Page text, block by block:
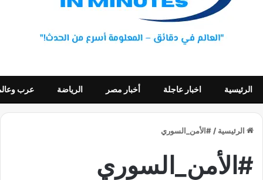
الرئيسية اخبار عاجلة أخبار مصر الرياضة عرب
الرئيسية / #الأمن_السوري
#الأمن_السوري